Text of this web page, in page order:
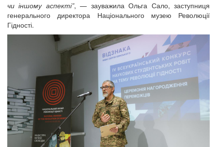
чи іншому аспекті”, — зауважила Ольга Сало, заступниця
генерального директора Національного музею Революції
Гідності.